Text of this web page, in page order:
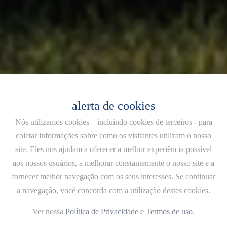
alerta de cookies
Nós utilizamos cookies – incluindo cookies de terceiros - para
coletar informações sobre como os visitantes utilizam o nosso
site. Eles nos ajudam a oferecer a melhor experiência possível
aos nossos usuários, a melhorar constantemente o nosso site e a
fornecer melhor navegação com os seus interesses. Se continuar
a navegação, você concorda com a utilização destes cookies.
Ver nossa Política de Privacidade e Termos de uso.